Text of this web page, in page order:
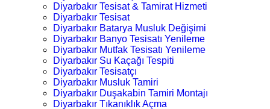
Diyarbakır Tesisat & Tamirat Hizmeti
Diyarbakır Tesisat
Diyarbakır Batarya Musluk Değişimi
Diyarbakır Banyo Tesisatı Yenileme
Diyarbakır Mutfak Tesisatı Yenileme
Diyarbakır Su Kaçağı Tespiti
Diyarbakır Tesisatçı
Diyarbakır Musluk Tamiri
Diyarbakır Duşakabin Tamiri Montajı
Diyarbakır Tıkanıklık Açma